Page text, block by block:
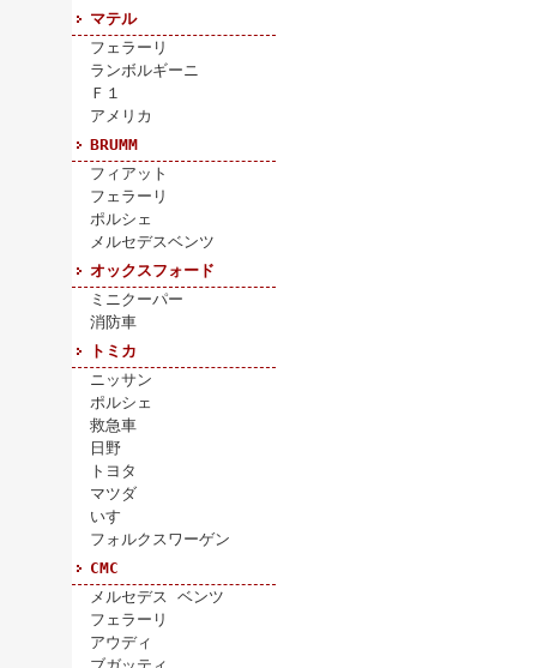
マテル
フェラーリ
ランボルギーニ
Ｆ１
アメリカ
BRUMM
フィアット
フェラーリ
ポルシェ
メルセデスベンツ
オックスフォード
ミニクーパー
消防車
トミカ
ニッサン
ポルシェ
救急車
日野
トヨタ
マツダ
いすゞ
フォルクスワーゲン
CMC
メルセデス ベンツ
フェラーリ
アウディ